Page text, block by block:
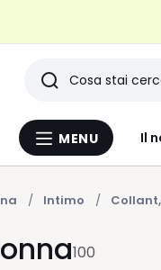
Menu
MENU Il
Ricerca
Ultimi
articoli
visti
Intimo
100